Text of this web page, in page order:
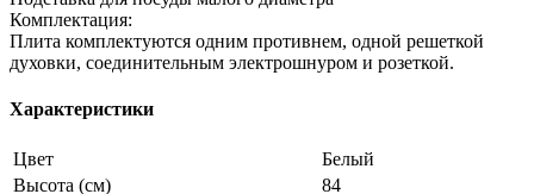
Комплектация:
Плита комплектуются одним противнем, одной решеткой
духовки, соединительным электрошнуром и розеткой.
Характеристики
Цвет
Белый
Высота (см)
84